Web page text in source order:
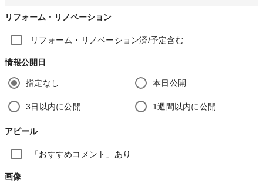
リフォーム・リノベーション
リフォーム・リノベーション済/予定含む
情報公開日
指定なし 本日公開
3日以内に公開 1週間以内に公開
アピール
「おすすめコメント」あり
画像